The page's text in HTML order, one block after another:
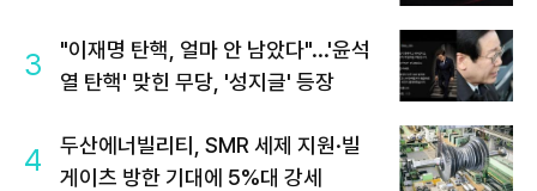
3
"이재명 탄핵, 얼마 안 남았다"...'윤석
열 탄핵' 맞힌 무당, '성지글' 등장
4
두산에너빌리티, SMR 세제 지원·빌
게이츠 방한 기대에 5%대 강세